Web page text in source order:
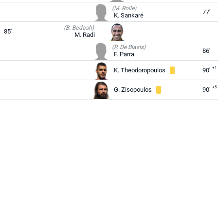
(M. Rolle)
K. Sankaré 77'
85' (B. Badash)
M. Radi
(P. De Blasis)
F. Parra 86'
K. Theodoropoulos 90' +1
G. Zisopoulos 90' +5